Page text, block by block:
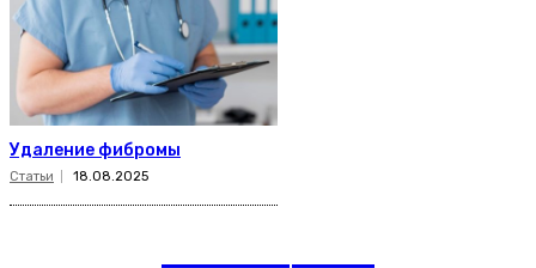
Удаление фибромы
Статьи 18.08.2025